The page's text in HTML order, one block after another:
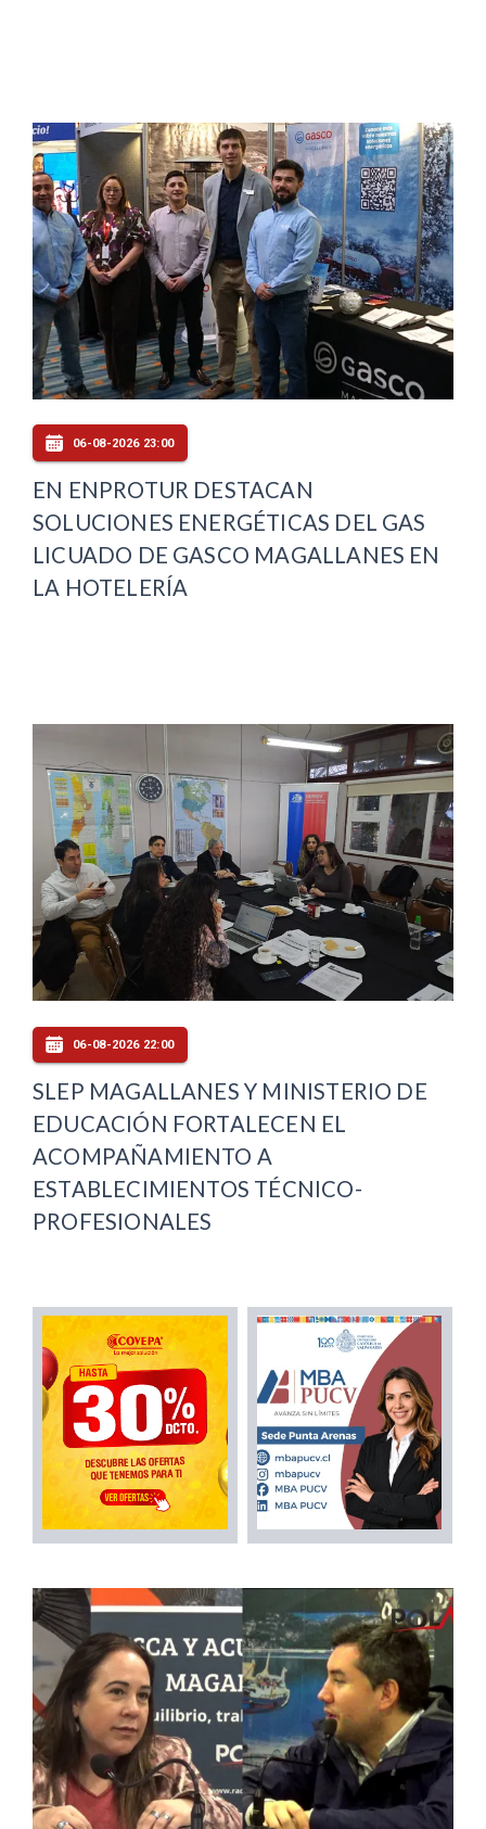
06-08-2026 23:00
EN ENPROTUR DESTACAN
SOLUCIONES ENERGÉTICAS DEL GAS
LICUADO DE GASCO MAGALLANES EN
LA HOTELERÍA
06-08-2026 22:00
SLEP MAGALLANES Y MINISTERIO DE
EDUCACIÓN FORTALECEN EL
ACOMPAÑAMIENTO A
ESTABLECIMIENTOS TÉCNICO-
PROFESIONALES